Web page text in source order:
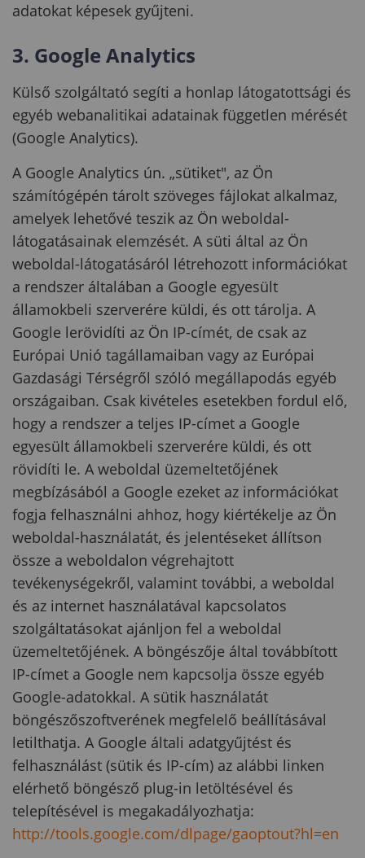
adatokat képesek gyűjteni.
3. Google Analytics
Külső szolgáltató segíti a honlap látogatottsági és
egyéb webanalitikai adatainak független mérését
(Google Analytics).
A Google Analytics ún. „sütiket", az Ön
számítógépén tárolt szöveges fájlokat alkalmaz,
amelyek lehetővé teszik az Ön weboldal-
látogatásainak elemzését. A süti által az Ön
weboldal-látogatásáról létrehozott információkat
a rendszer általában a Google egyesült
államokbeli szerverére küldi, és ott tárolja. A
Google lerövidíti az Ön IP-címét, de csak az
Európai Unió tagállamaiban vagy az Európai
Gazdasági Térségről szóló megállapodás egyéb
országaiban. Csak kivételes esetekben fordul elő,
hogy a rendszer a teljes IP-címet a Google
egyesült államokbeli szerverére küldi, és ott
rövidíti le. A weboldal üzemeltetőjének
megbízásából a Google ezeket az információkat
fogja felhasználni ahhoz, hogy kiértékelje az Ön
weboldal-használatát, és jelentéseket állítson
össze a weboldalon végrehajtott
tevékenységekről, valamint további, a weboldal
és az internet használatával kapcsolatos
szolgáltatásokat ajánljon fel a weboldal
üzemeltetőjének. A böngészője által továbbított
IP-címet a Google nem kapcsolja össze egyéb
Google-adatokkal. A sütik használatát
böngészőszoftverének megfelelő beállításával
letilthatja. A Google általi adatgyűjtést és
felhasználást (sütik és IP-cím) az alábbi linken
elérhető böngésző plug-in letöltésével és
telepítésével is megakadályozhatja:
http://tools.google.com/dlpage/gaoptout?hl=en